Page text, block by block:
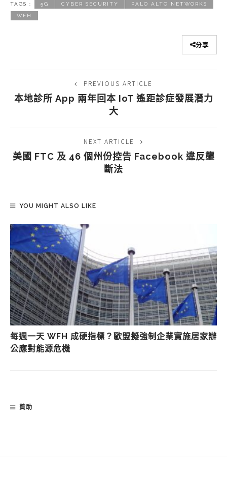
TAGS : 5G CYBER SECURITY PALO ALTO NETWORKS
WFH
分享
PREVIOUS ARTICLE
本地診所 App 兩年回本 IoT 遙距診症發展潛力
大
NEXT ARTICLE
美國 FTC 及 46 個州份控告 Facebook 違反壟
斷法
YOU MIGHT ALSO LIKE
每週一天 WFH 成硬指標？歐盟擬強制企業實施居家辦
公應對能源危機
贊助